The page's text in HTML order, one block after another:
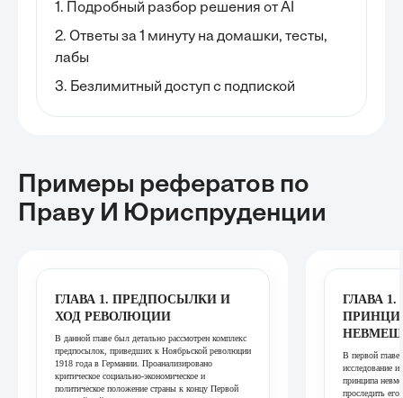
1. Подробный разбор решения от AI
2. Ответы за 1 минуту на домашки, тесты,
лабы
3. Безлимитный доступ с подпиской
Примеры рефератов по
Праву И Юриспруденции
ГЛАВА 1. ПРЕДПОСЫЛКИ И
ХОД РЕВОЛЮЦИИ
В данной главе был детально рассмотрен комплекс
предпосылок, приведших к Ноябрьской революции
1918 года в Германии. Проанализировано
критическое социально-экономическое и
политическое положение страны к концу Первой
ГЛАВА
В первой главе
исследование
принципа
проследить